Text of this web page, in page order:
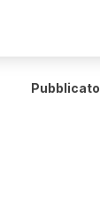
Pubblicato